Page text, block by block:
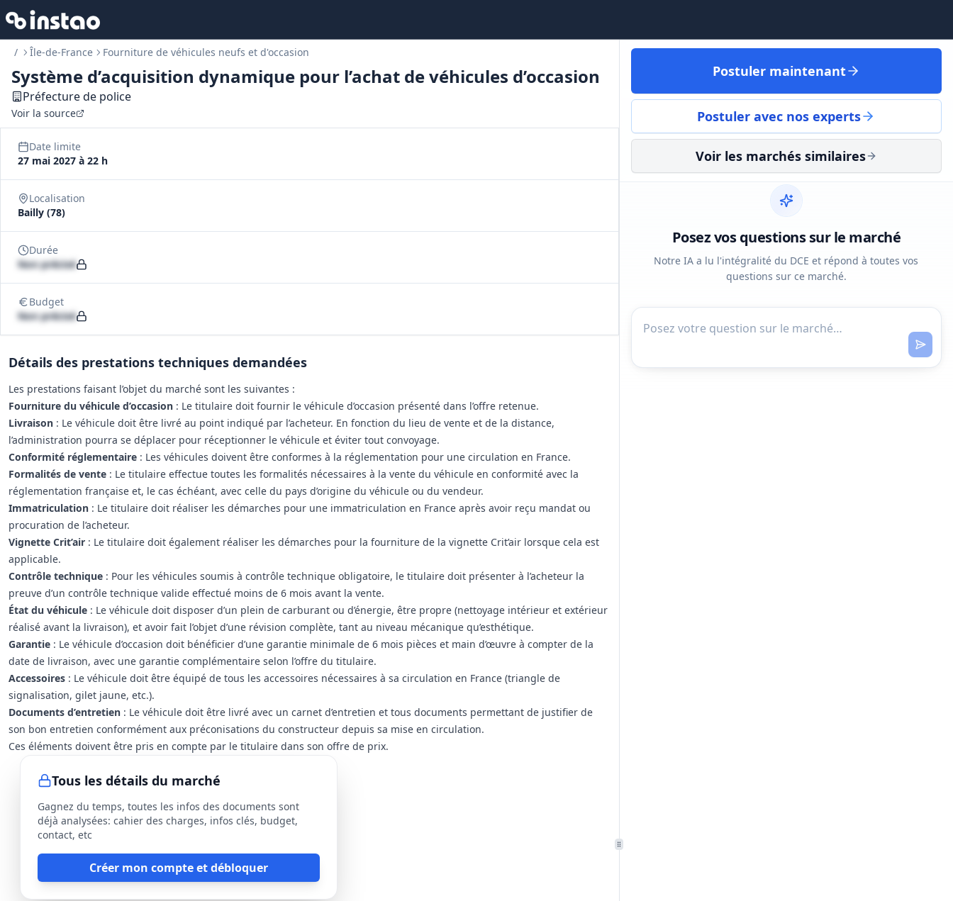
/ Île-de-France Fourniture de véhicules neufs et d'occasion
Système d’acquisition dynamique pour l’achat de véhicules d’occasion
Préfecture de police
Voir la source
Date limite
27 mai 2027 à 22 h
Localisation
Bailly (78)
Durée
Non précisé
Budget
Non précisé
Détails des prestations techniques demandées
Les prestations faisant l’objet du marché sont les suivantes :
Fourniture du véhicule d’occasion : Le titulaire doit fournir le véhicule d’occasion présenté dans l’offre retenue.
Livraison : Le véhicule doit être livré au point indiqué par l’acheteur. En fonction du lieu de vente et de la distance,
l’administration pourra se déplacer pour réceptionner le véhicule et éviter tout convoyage.
Conformité réglementaire : Les véhicules doivent être conformes à la réglementation pour une circulation en France.
Formalités de vente : Le titulaire effectue toutes les formalités nécessaires à la vente du véhicule en conformité avec la
réglementation française et, le cas échéant, avec celle du pays d’origine du véhicule ou du vendeur.
Immatriculation : Le titulaire doit réaliser les démarches pour une immatriculation en France après avoir reçu mandat ou
procuration de l’acheteur.
Vignette Crit’air : Le titulaire doit également réaliser les démarches pour la fourniture de la vignette Crit’air lorsque cela est
applicable.
Contrôle technique : Pour les véhicules soumis à contrôle technique obligatoire, le titulaire doit présenter à l’acheteur la
preuve d’un contrôle technique valide effectué moins de 6 mois avant la vente.
État du véhicule : Le véhicule doit disposer d’un plein de carburant ou d’énergie, être propre (nettoyage intérieur et extérieur
réalisé avant la livraison), et avoir fait l’objet d’une révision complète, tant au niveau mécanique qu’esthétique.
Garantie : Le véhicule d’occasion doit bénéficier d’une garantie minimale de 6 mois pièces et main d’œuvre à compter de la
date de livraison, avec une garantie complémentaire selon l’offre du titulaire.
Accessoires : Le véhicule doit être équipé de tous les accessoires nécessaires à sa circulation en France (triangle de
signalisation, gilet jaune, etc.).
Documents d’entretien : Le véhicule doit être livré avec un carnet d’entretien et tous documents permettant de justifier de
son bon entretien conformément aux préconisations du constructeur depuis sa mise en circulation.
Ces éléments doivent être pris en compte par le titulaire dans son offre de prix.
Tous les détails du marché
Gagnez du temps, toutes les infos des documents sont
déjà analysées: cahier des charges, infos clés, budget,
contact, etc
Créer mon compte et débloquer
Postuler maintenant
Postuler avec nos experts
Voir les marchés similaires
Posez vos questions sur le marché
Notre IA a lu l'intégralité du DCE et répond à toutes vos
questions sur ce marché.